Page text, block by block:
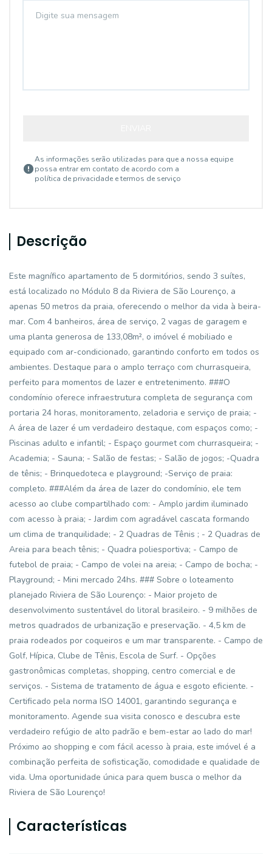
As informações serão utilizadas para que a nossa equipe
possa entrar em contato de acordo com a
política de privacidade e termos de serviço
Descrição
Este magnífico apartamento de 5 dormitórios, sendo 3 suítes,
está localizado no Módulo 8 da Riviera de São Lourenço, a
apenas 50 metros da praia, oferecendo o melhor da vida à beira-
mar. Com 4 banheiros, área de serviço, 2 vagas de garagem e
uma planta generosa de 133,08m², o imóvel é mobiliado e
equipado com ar-condicionado, garantindo conforto em todos os
ambientes. Destaque para o amplo terraço com churrasqueira,
perfeito para momentos de lazer e entretenimento. ###O
condomínio oferece infraestrutura completa de segurança com
portaria 24 horas, monitoramento, zeladoria e serviço de praia; -
A área de lazer é um verdadeiro destaque, com espaços como; -
Piscinas adulto e infantil; - Espaço gourmet com churrasqueira; -
Academia; - Sauna; - Salão de festas; - Salão de jogos; -Quadra
de tênis; - Brinquedoteca e playground; -Serviço de praia:
completo. ###Além da área de lazer do condomínio, ele tem
acesso ao clube compartilhado com: - Amplo jardim iluminado
com acesso à praia; - Jardim com agradável cascata formando
um clima de tranquilidade; - 2 Quadras de Tênis ; - 2 Quadras de
Areia para beach tênis; - Quadra poliesportiva; - Campo de
futebol de praia; - Campo de volei na areia; - Campo de bocha; -
Playground; - Mini mercado 24hs. ### Sobre o loteamento
planejado Riviera de São Lourenço: - Maior projeto de
desenvolvimento sustentável do litoral brasileiro. - 9 milhões de
metros quadrados de urbanização e preservação. - 4,5 km de
praia rodeados por coqueiros e um mar transparente. - Campo de
Golf, Hípica, Clube de Tênis, Escola de Surf. - Opções
gastronômicas completas, shopping, centro comercial e de
serviços. - Sistema de tratamento de água e esgoto eficiente. -
Certificado pela norma ISO 14001, garantindo segurança e
monitoramento. Agende sua visita conosco e descubra este
verdadeiro refúgio de alto padrão e bem-estar ao lado do mar!
Próximo ao shopping e com fácil acesso à praia, este imóvel é a
combinação perfeita de sofisticação, comodidade e qualidade de
vida. Uma oportunidade única para quem busca o melhor da
Riviera de São Lourenço!
Características